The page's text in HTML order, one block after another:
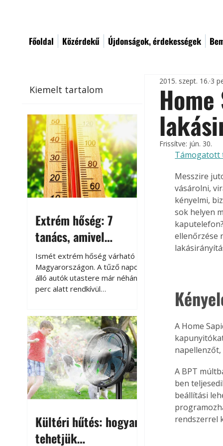
Főoldal Közérdekű Újdonságok, érdekességek
Kiemelt tartalom
Extrém hőség: 7
tanács, amivel
megóvhatjuk
autónkat a nyári
károktól
Ismét extrém hőség várható
Magyarországon. A tűző napon
álló autók utastere már néhány
perc alatt rendkívül
megközelítheti. Ez nemcsak a
beszállást teszi kellemetlenné,
hanem az autó állapotára és a
benne hagyott tárgyakra is
káros hatással lehet. Néhány
egyszerű óvintézkedéssel
azonban jelentősen
csökkenthetjük a hőség káros
Kültéri hűtés: hogyan
tehetjük
2015. szept. 16. 3
Frissítve: jún. 30.
Támogatott
Messzire
vásárolni,
kényelmi,
sok helyen
ellenőrzése
A Home
A BPT
ben
beállítási
rendszerrel